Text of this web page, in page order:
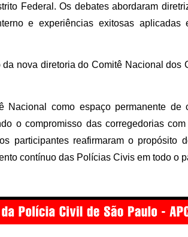
Federal. Os debates abordaram
e experiências exitosas aplicadas
nova diretoria do Comitê Nacional dos
Nacional como espaço permanente de
o compromisso das corregedorias
participantes reafirmaram o propósito
contínuo das Polícias Civis em todo o